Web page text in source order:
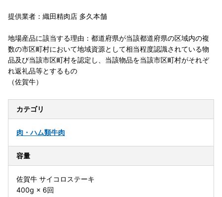
提供業者：織田精肉店 多久本舗
地場産品に該当する理由：都道府県が当該都道府県の区域内の複
数の市区町村において地域資源として相当程度認識されている物
品及び当該市区町村を認定し、当該物品を当該市区町村がそれぞ
れ返礼品等とするもの
（佐賀牛）
カテゴリ
肉・ハム類牛肉
容量
佐賀牛 サイコロステーキ
400g × 6回